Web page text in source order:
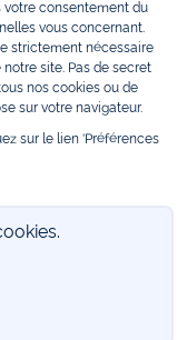
Chicaussi innovante
le vestiaire de
Jacadi vous propose une
d'hiver. Pendant
collection Jacadi
une communion de
votre enfant. Retrouvez
avec l'Association
à des mamans en
métier de couturière.
même à partager et à
les enfants de la tête
pour
en boutique avec la
dans les